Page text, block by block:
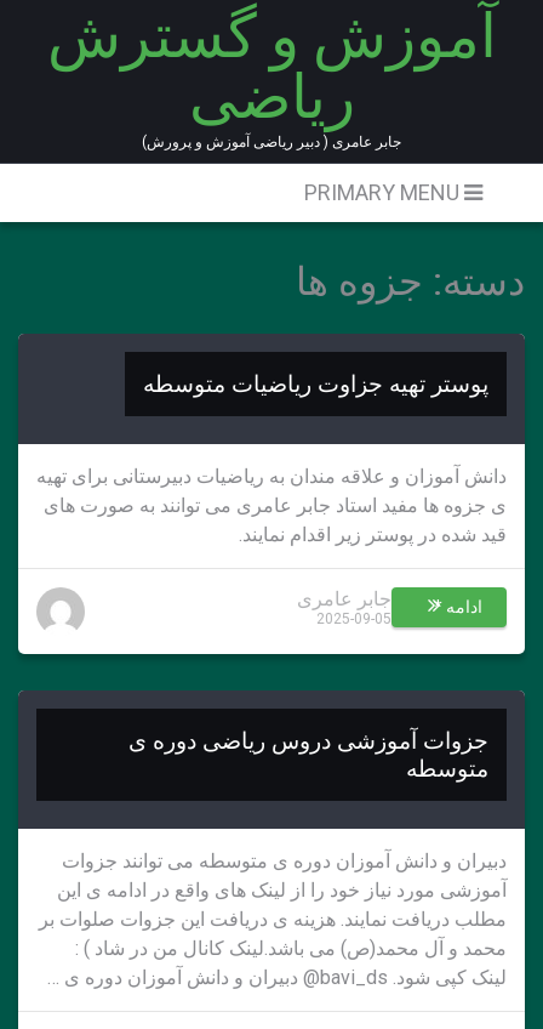
آموزش و گسترش
ریاضی
جابر عامری ( دبیر ریاضی آموزش و پرورش)
دسته: جزوه ها
پوستر تهیه جزاوت ریاضیات متوسطه
دانش آموزان و علاقه مندان به ریاضیات دبیرستانی برای تهیه
ی جزوه ها مفید استاد جابر عامری می توانند به صورت های
قید شده در پوستر زیر اقدام نمایند.
ادامه * جابر عامری
2025-09-05
جزوات آموزشی دروس ریاضی دوره ی
متوسطه
دبیران و دانش آموزان دوره ی متوسطه می توانند جزوات
آموزشی مورد نیاز خود را از لینک های واقع در ادامه ی این
مطلب دریافت نمایند. هزینه ی دریافت این جزوات صلوات بر
محمد و آل محمد(ص) می باشد.لینک کانال من در شاد ) :
لینک کپی شود. bavi_ds@ دبیران و دانش آموزان دوره ی …